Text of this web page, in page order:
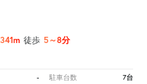
341m 徒歩 5～8分
- 駐車台数 7台